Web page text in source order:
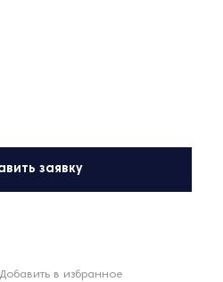
заявку
Добавить в избранное